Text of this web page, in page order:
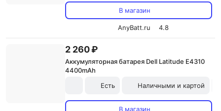
В магазин
AnyBatt.ru 4.8
2 260 ₽
Аккумуляторная батарея Dell Latitude E4310
4400mAh
Есть
Наличными и картой
В магазин